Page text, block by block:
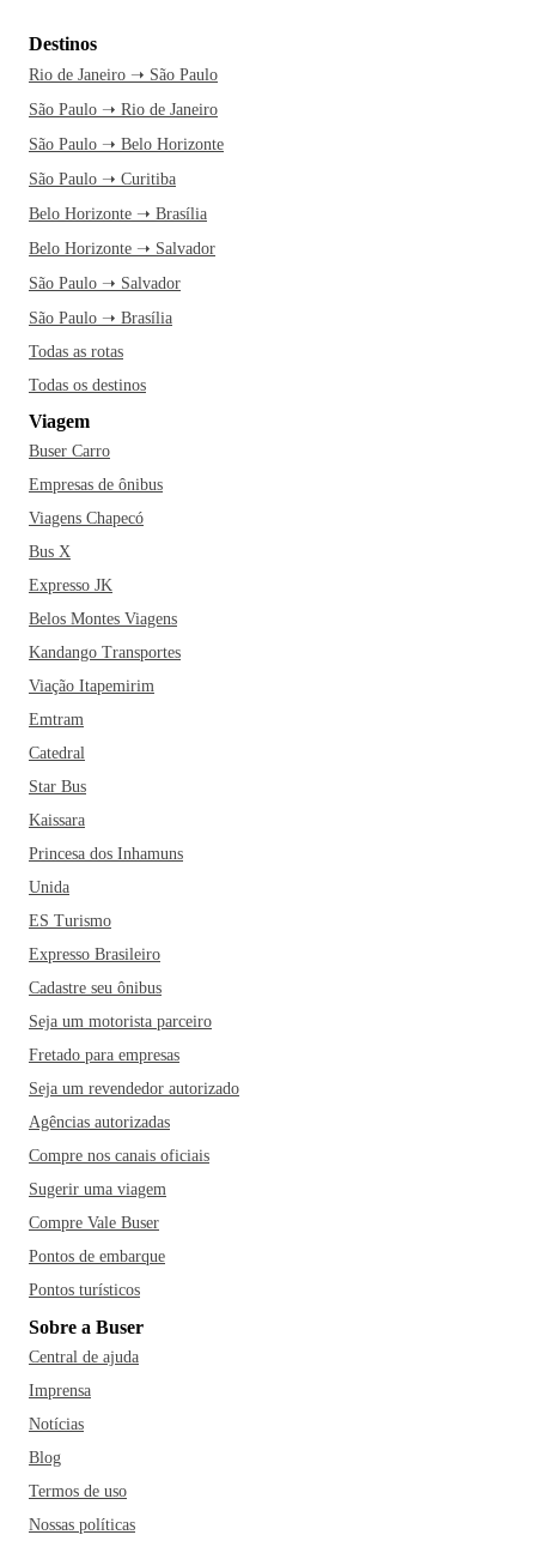
Destinos
Rio de Janeiro ➝ São Paulo
São Paulo ➝ Rio de Janeiro
São Paulo ➝ Belo Horizonte
São Paulo ➝ Curitiba
Belo Horizonte ➝ Brasília
Belo Horizonte ➝ Salvador
São Paulo ➝ Salvador
São Paulo ➝ Brasília
Todas as rotas
Todas os destinos
Viagem
Buser Carro
Empresas de ônibus
Viagens Chapecó
Bus X
Expresso JK
Belos Montes Viagens
Kandango Transportes
Viação Itapemirim
Emtram
Catedral
Star Bus
Kaissara
Princesa dos Inhamuns
Unida
ES Turismo
Expresso Brasileiro
Cadastre seu ônibus
Seja um motorista parceiro
Fretado para empresas
Seja um revendedor autorizado
Agências autorizadas
Compre nos canais oficiais
Sugerir uma viagem
Compre Vale Buser
Pontos de embarque
Pontos turísticos
Sobre a Buser
Central de ajuda
Imprensa
Notícias
Blog
Termos de uso
Nossas políticas